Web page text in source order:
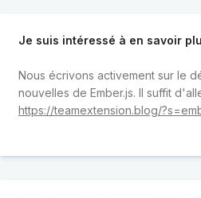
Je suis intéressé à en savoir
Nous écrivons activement sur le
nouvelles de Ember.js. Il suffit
https://teamextension.blog/